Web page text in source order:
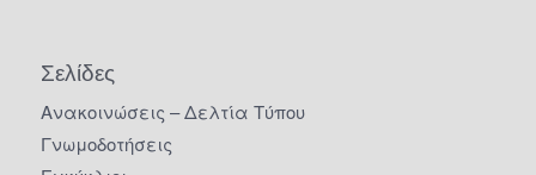
Σελίδες
Ανακοινώσεις – Δελτία Τύπου
Γνωμοδοτήσεις